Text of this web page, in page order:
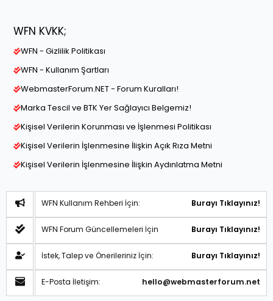
WFN KVKK;
WFN - Gizlilik Politikası
WFN - Kullanım Şartları
WebmasterForum.NET - Forum Kuralları!
Marka Tescil ve BTK Yer Sağlayıcı Belgemiz!
Kişisel Verilerin Korunması ve İşlenmesi Politikası
Kişisel Verilerin İşlenmesine İlişkin Açık Rıza Metni
Kişisel Verilerin İşlenmesine İlişkin Aydınlatma Metni
WFN Kullanım Rehberi İçin: Burayı Tıklayınız!
WFN Forum Güncellemeleri İçin Burayı Tıklayınız!
İstek, Talep ve Önerileriniz İçin: Burayı Tıklayınız!
E-Posta İletişim: hello@webmasterforum.net